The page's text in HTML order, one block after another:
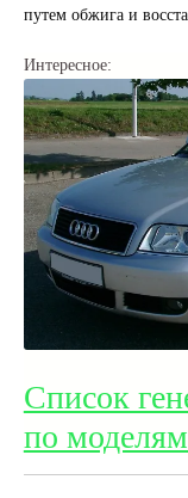
путем обжига и
Интересное:
Список
по